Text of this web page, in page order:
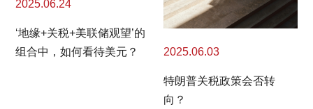
2025.06.24
‘地缘+关税+美联储观望’的
组合中，如何看待美元？
2025.06.03
特朗普关税政策会否转
向？